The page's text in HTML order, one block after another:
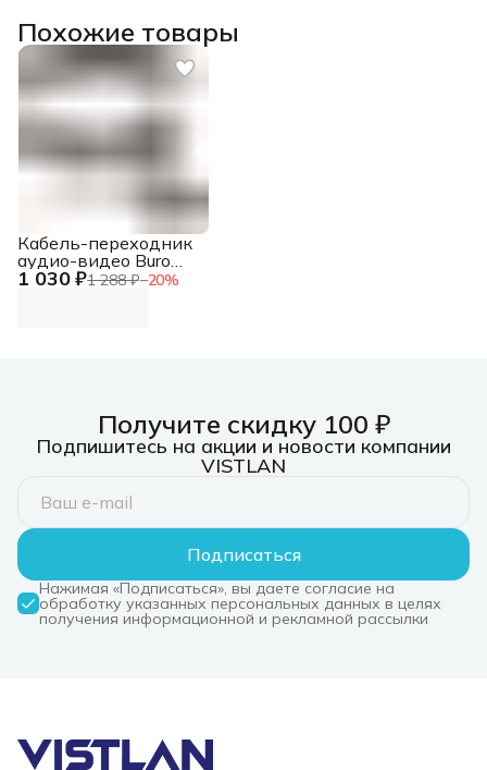
Похожие товары
1 030 ₽1 288 ₽−20%
Кабель-переходник
аудио-видео Buro
USB Type-C
Получите скидку 100 ₽
Подпишитесь на акции и новости компании
VISTLAN
Подписаться
Нажимая «Подписаться», вы даете согласие на
обработку указанных персональных данных в целях
получения информационной и рекламной рассылки